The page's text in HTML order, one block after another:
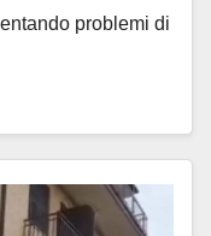
problemi di